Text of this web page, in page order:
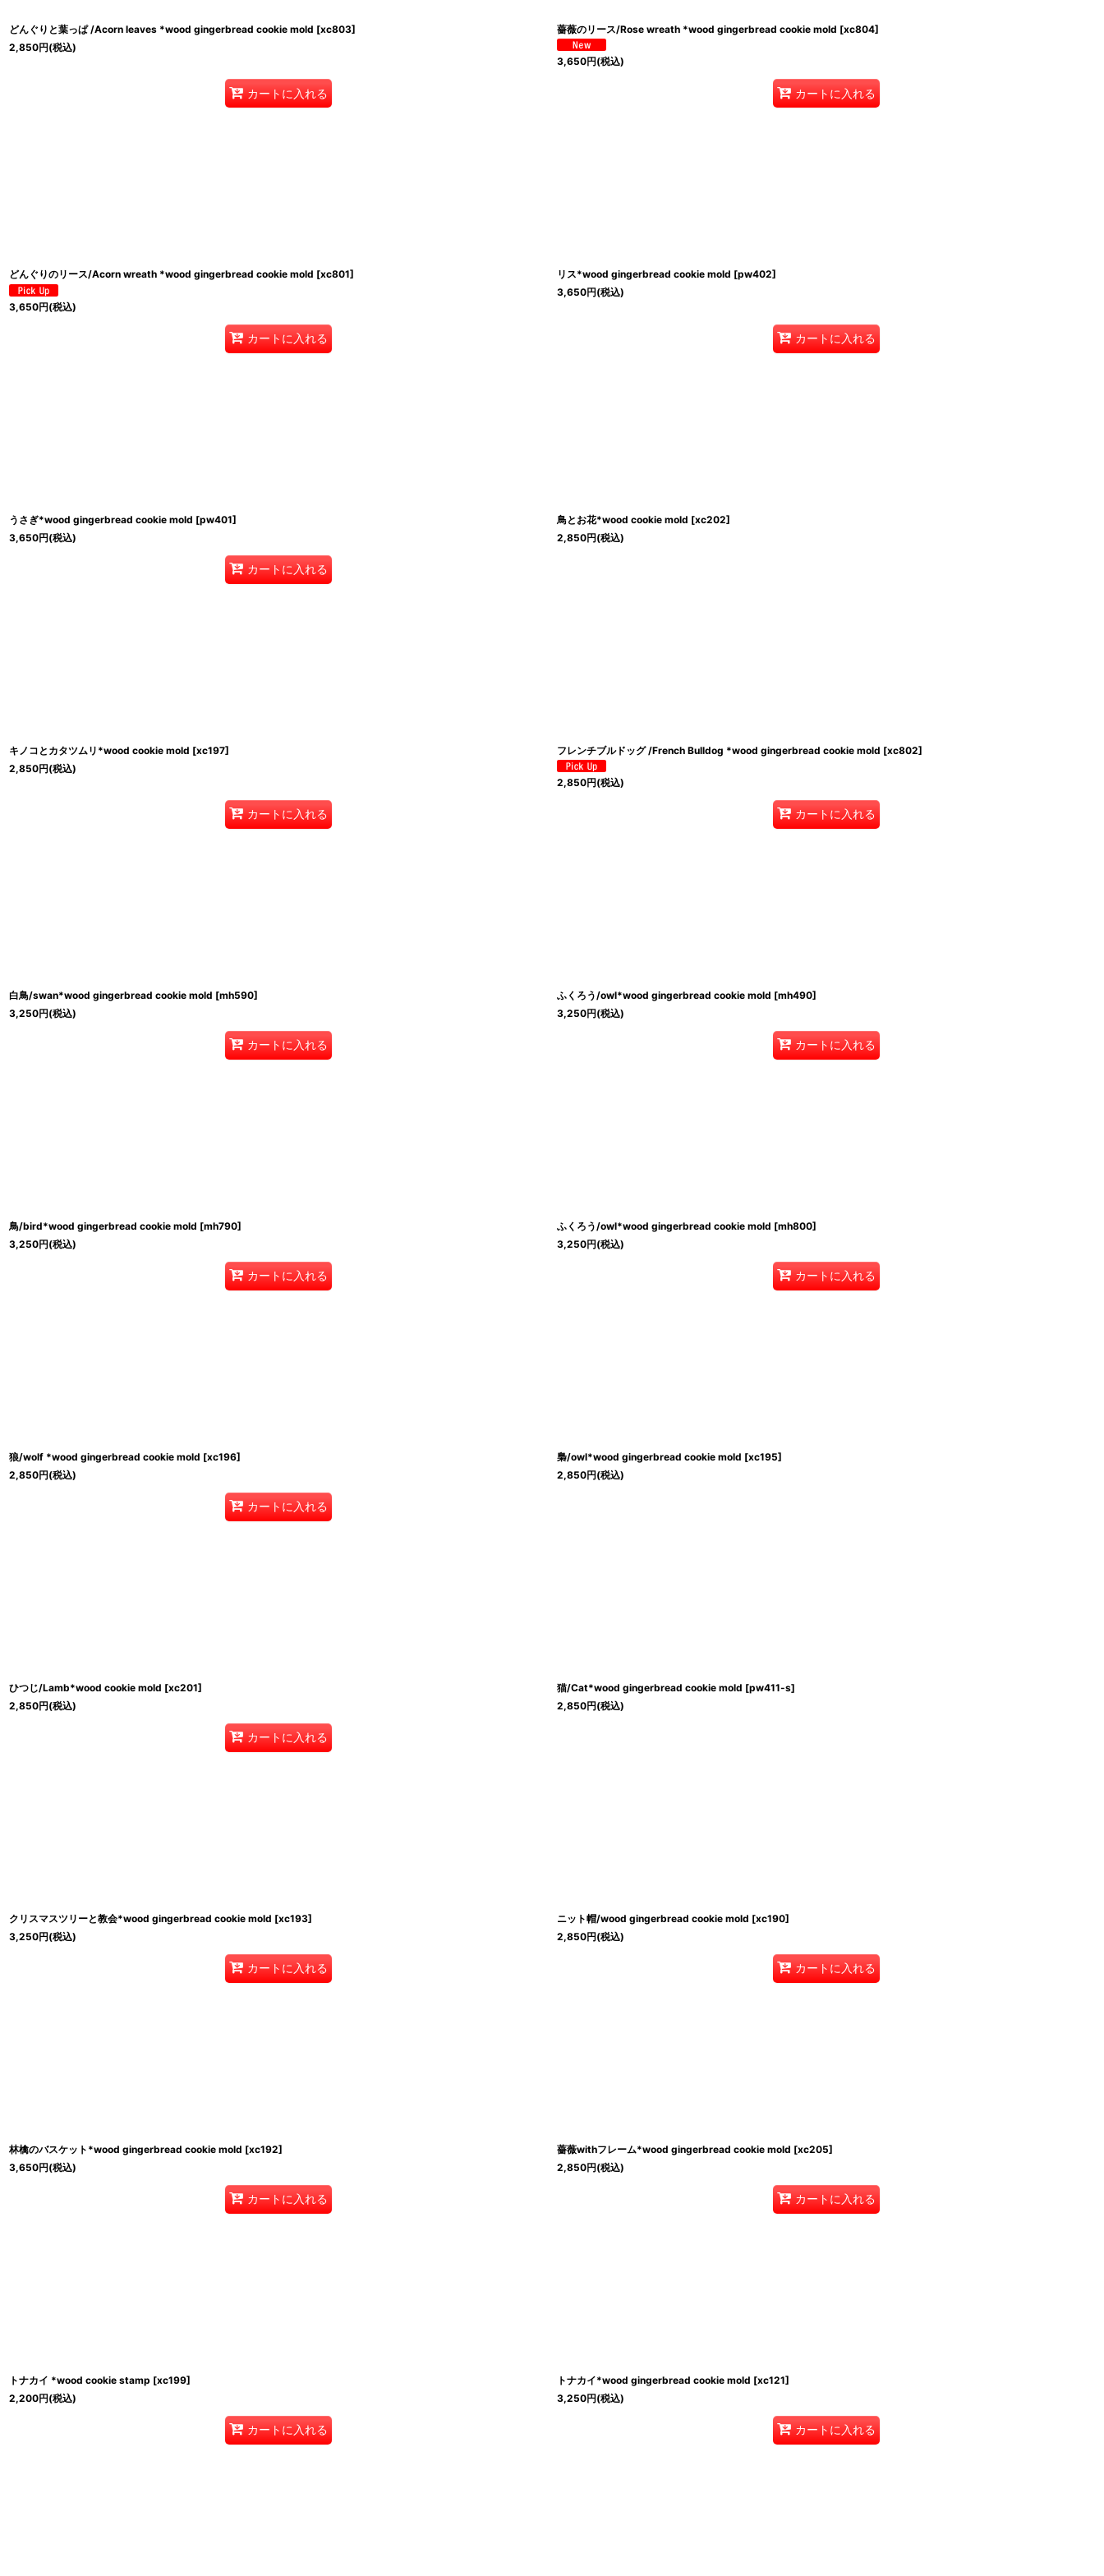
どんぐりと葉っぱ /Acorn leaves *wood gingerbread cookie mold [xc803]
2,850円(税込)
カートに入れる
薔薇のリース/Rose wreath *wood gingerbread cookie mold [xc804]
3,650円(税込)
カートに入れる
どんぐりのリース/Acorn wreath *wood gingerbread cookie mold [xc801]
3,650円(税込)
カートに入れる
リス*wood gingerbread cookie mold [pw402]
3,650円(税込)
カートに入れる
うさぎ*wood gingerbread cookie mold [pw401]
3,650円(税込)
カートに入れる
鳥とお花*wood cookie mold [xc202]
2,850円(税込)
キノコとカタツムリ*wood cookie mold [xc197]
2,850円(税込)
カートに入れる
フレンチブルドッグ /French Bulldog *wood gingerbread cookie mold [xc802]
2,850円(税込)
カートに入れる
白鳥/swan*wood gingerbread cookie mold [mh590]
3,250円(税込)
カートに入れる
ふくろう/owl*wood gingerbread cookie mold [mh490]
3,250円(税込)
カートに入れる
鳥/bird*wood gingerbread cookie mold [mh790]
3,250円(税込)
カートに入れる
ふくろう/owl*wood gingerbread cookie mold [mh800]
3,250円(税込)
カートに入れる
狼/wolf *wood gingerbread cookie mold [xc196]
2,850円(税込)
カートに入れる
梟/owl*wood gingerbread cookie mold [xc195]
2,850円(税込)
ひつじ/Lamb*wood cookie mold [xc201]
2,850円(税込)
カートに入れる
猫/Cat*wood gingerbread cookie mold [pw411-s]
2,850円(税込)
クリスマスツリーと教会*wood gingerbread cookie mold [xc193]
3,250円(税込)
カートに入れる
ニット帽/wood gingerbread cookie mold [xc190]
2,850円(税込)
カートに入れる
林檎のバスケット*wood gingerbread cookie mold [xc192]
3,650円(税込)
カートに入れる
薔薇withフレーム*wood gingerbread cookie mold [xc205]
2,850円(税込)
カートに入れる
トナカイ *wood cookie stamp [xc199]
2,200円(税込)
カートに入れる
トナカイ*wood gingerbread cookie mold [xc121]
3,250円(税込)
カートに入れる